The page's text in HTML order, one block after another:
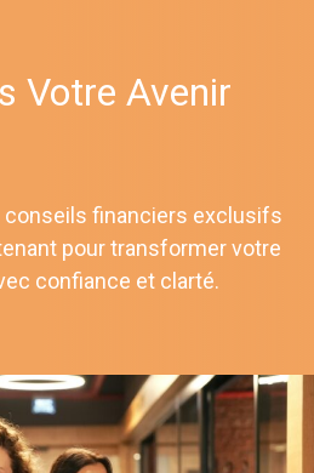
Votre Avenir
conseils financiers exclusifs
pour transformer votre
confiance et clarté.